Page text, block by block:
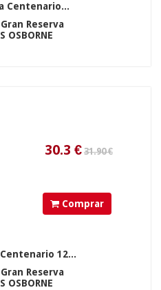
Centenario...
Reserva
OSBORNE
Comprar
12...
Reserva
OSBORNE
47.4€